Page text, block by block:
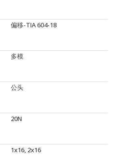
偏移-TIA 604-18
多模
公头
20N
1x16, 2x16